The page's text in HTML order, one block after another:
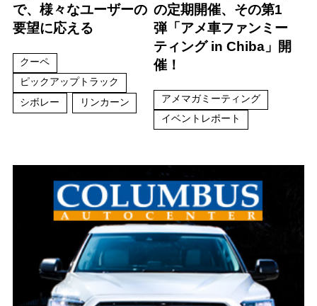
で、様々なユーザーの
要望に応える
クーペ
ピックアップトラック
シボレー
リンカーン
の定期開催、その第1
弾「アメ車ファンミー
ティング in Chiba」開
催！
アメマガミーティング
イベントレポート